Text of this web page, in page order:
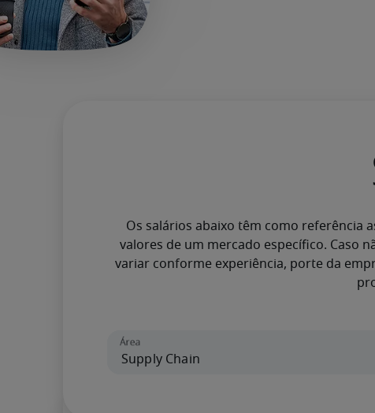
Os salários abaixo têm como referência
valores de um mercado específico. Caso
variar conforme experiência, porte da